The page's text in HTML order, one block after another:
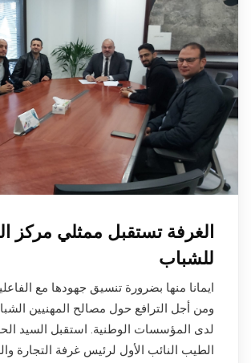
الغرفة تستقبل ممثلي مركز
للشباب
ايمانا منها بضرورة تنسيق جهودها مع
ومن أجل الترافع حول مصالح المهنيين
لدى المؤسسات الوطنية. استقبل السيد
الطيب النائب الأول لرئيس غرفة التجارة